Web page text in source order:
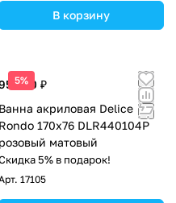
В корзину
5%
000 ₽
Ванна акриловая Delice
Rondo 170х76 DLR440104P
розовый матовый
5% в подарок!
17105